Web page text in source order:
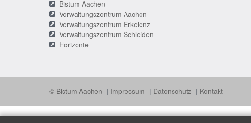
Bistum Aachen
Verwaltungszentrum Aachen
Verwaltungszentrum Erkelenz
Verwaltungszentrum Schleiden
Horizonte
© Bistum Aachen Impressum Datenschutz Kontakt